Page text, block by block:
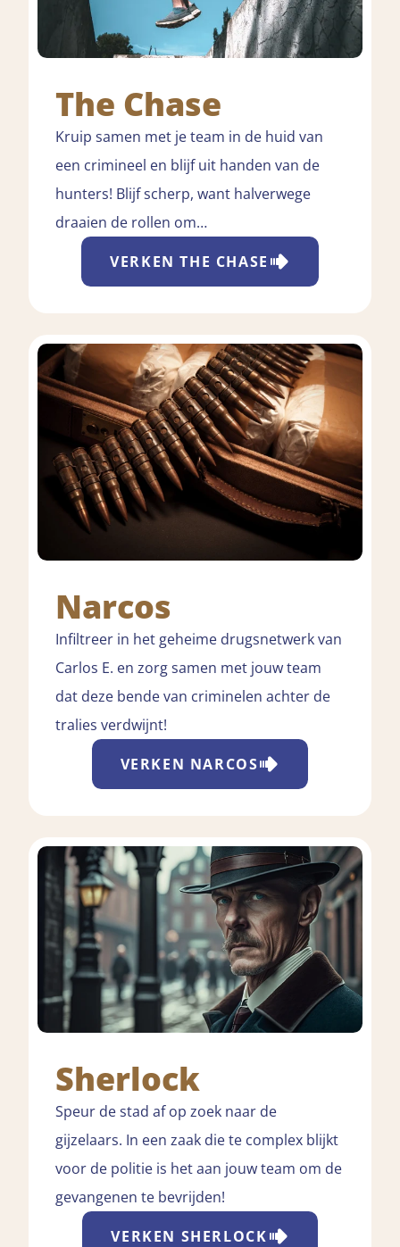
The Chase
Kruip samen met je team in de huid van
een crimineel en blijf uit handen van de
hunters! Blijf scherp, want halverwege
draaien de rollen om…
VERKENTHE CHASE
Narcos
Infiltreer in het geheime drugsnetwerk van
Carlos E. en zorg samen met jouw team
dat deze bende van criminelen achter de
tralies verdwijnt!
VERKEN NARCOS
Sherlock
Speur de stad af op zoek naar de
gijzelaars. In een zaak die te complex blijkt
voor de politie is het aan jouw team om de
gevangenen te bevrijden!
VERKEN SHERLOCK